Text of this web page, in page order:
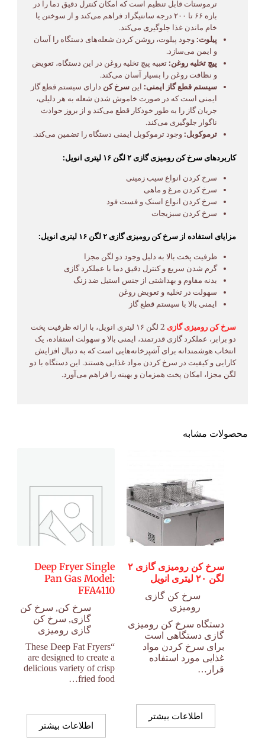
ترموستات قابل تنظیم است که امکان کنترل دقیق دما را در
بازه ۶۶ تا ۲۰۰ درجه سانتیگراد فراهم می‌کند و از سوختن یا
خام ماندن غذا جلوگیری می‌کند.
پیلوت:وجود پیلوت، روشن کردن شعله‌های دستگاه را آسان
و ایمن می‌سازد.
پیچ تخلیه روغن:تعبیه پیچ تخلیه روغن در این دستگاه، تعویض
و نظافت روغن را بسیار آسان می‌کند.
سیستم قطع گاز ایمنی: اینسرخ کن دارای سیستم قطع گاز
ایمنی است که در صورت خاموش شدن شعله به هر دلیلی،
جریان گاز را به طور خودکار قطع می‌کند و از بروز حوادث
ناگوار جلوگیری می‌کند.
ترموکوبل:وجود ترموکوبل ایمنی دستگاه را تضمین می‌کند.
کاربردهای سرخ کن رومیزی گازی ۲ لگن ۱۶ لیتری انویل:
سرخ کردن انواع سیب زمینی
سرخ کردن مرغ و ماهی
سرخ کردن انواع اسنک و فست فود
سرخ کردن سبزیجات
مزایای استفاده از سرخ کن رومیزی گازی ۲ لگن ۱۶ لیتری انویل:
ظرفیت پخت بالا به دلیل وجود دو لگن مجزا
گرم شدن سریع و کنترل دقیق دما با عملکرد گازی
بدنه مقاوم و بهداشتی از جنس استیل ضد زنگ
سهولت در تخلیه و تعویض روغن
ایمنی بالا با سیستم قطع گاز
سرخ کن رومیزی گازی
2 لگن ۱۶ لیتری انویل، با ارائه ظرفیت پخت
دو برابر، عملکرد گازی قدرتمند، ایمنی بالا و سهولت استفاده، یک
انتخاب هوشمندانه برای آشپزخانه‌هایی است که به دنبال افزایش
کارایی و کیفیت در سرخ کردن مواد غذایی هستند. این دستگاه با دو
لگن مجزا، امکان پخت همزمان و بهینه را فراهم می‌آورد.
محصولات مشابه
سرخ کن رومیزی گازی ۲
لگن ۲۰ لیتری انویل
سرخ کن گازی
رومیزی
دستگاه سرخ کن رومیزی
گازی دستگاهی است
برای سرخ کردن مواد
غذایی مورد استفاده
قرار…
اطلاعات بیشتر
Deep Fryer Single
Pan Gas Model:
FFA4110
سرخ کن, سرخ کن
گازی, سرخ کن
گازی رومیزی
“These Deep Fat Fryers
are designed to create a
delicious variety of crisp
fried food…
اطلاعات بیشتر